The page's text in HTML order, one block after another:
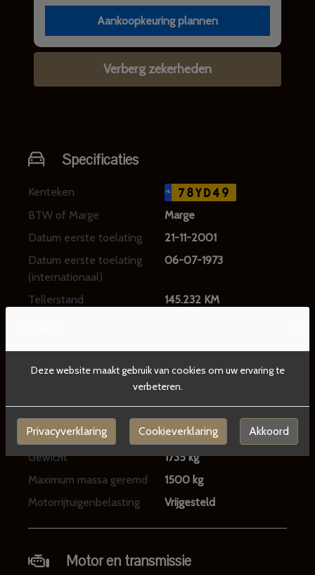
Deze website maakt gebruik van cookies om uw ervaring te
verbeteren.
Privacyverklaring Cookieverklaring Akkoord
Aankoopkeuring plannen
Verberg zekerheden
Specificaties
Kenteken NL 78YD49
BTW of Marge
Marge
Datum eerste toelating
21-11-2001
Datum eerste toelating
(internationaal)
06-07-1973
Tellerstand
145.232 KM
Bekleding
Stof
Beige
Aantal zitplaatsen
5
Gewicht
1735 kg
Maximum massa geremd
1500 kg
Motorrijtuigenbelasting
Vrijgesteld
Motor en transmissie